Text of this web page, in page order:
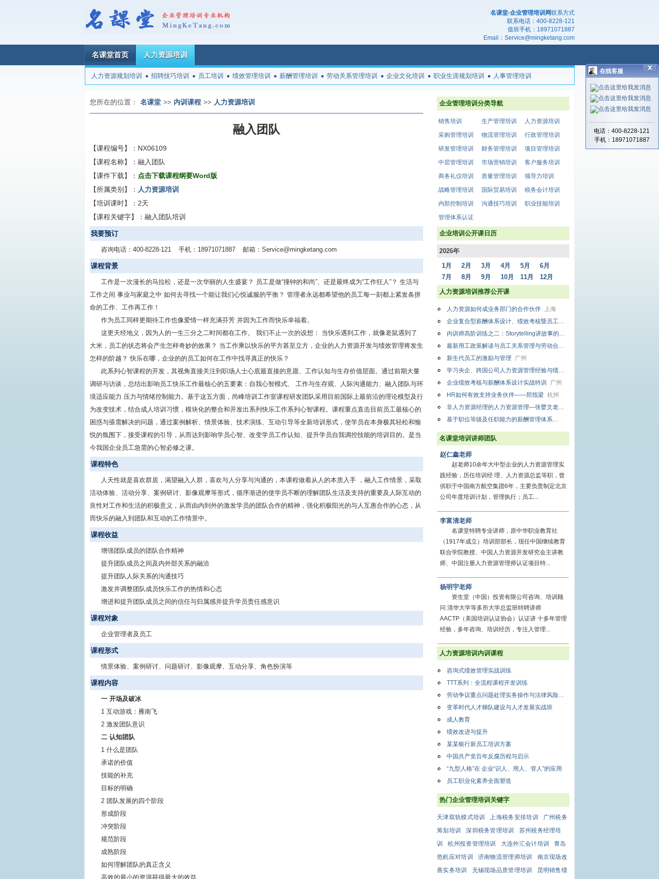
名课堂-企业管理培训网联系方式
联系电话： 400-8228-121
值班手机： 18971071887
Email： Service@mingketang.com
名课堂首页 人力资源培训
人力资源规划培训 招聘技巧培训 员工培训 绩效管理培训 薪酬管理培训 劳动关系管理培训 企业文化培训 职业生涯规划培训 人事管理培训
您所在的位置： 名课堂 >> 内训课程 >> 人力资源培训
融入团队
【课程编号】： NX06109
【课程名称】： 融入团队
【课件下载】： 点击下载课程纲要Word版
【所属类别】： 人力资源培训
【培训课时】： 2天
【课程关键字】： 融入团队培训
我要预订
咨询电话：400-8228-121 手机： 18971071887 邮箱：Service@mingketang.com
课程背景
工作是一次漫长的马拉松，还是一次华丽的人生盛宴？ 员工是做“撞钟的和尚”、还是最终成为“工作狂人”？ 生活与
工作之间 事业与家庭之中 如何去寻找一个能让我们心悦诚服的平衡？ 管理者永远都希望他的员工每一刻都上紧发条拼
命的工作、工作再工作！
作为员工同样更期待工作也像爱情一样充满芬芳 并因为工作而快乐幸福着。
这更天经地义，因为人的一生三分之二时间都在工作。 我们不止一次的设想： 当快乐遇到工作，就像老鼠遇到了
大米，员工的状态将会产生怎样奇妙的效果？ 当工作乘以快乐的平方甚至立方，企业的人力资源开发与绩效管理将发生
怎样的阶越？ 快乐在哪，企业的的员工如何在工作中找寻真正的快乐？
此系列心智课程的开发，其视角直接关注到职场人士心底最直接的意愿、工作认知与生存价值层面。通过前期大量
调研与访谈，总结出影响员工快乐工作最核心的五要素：自我心智模式、 工作与生存观、人际沟通能力、融入团队与环
境适应能力 压力与情绪控制能力。基于这五方面，尚峰培训工作室课程研发团队采用目前国际上最前沿的理论模型及行
为改变技术，结合成人培训习惯，模块化的整合和开发出系列快乐工作系列心智课程。课程重点直击目前员工最核心的
困惑与亟需解决的问题，通过案例解析、情景体验、技术演练、互动引导等全新培训形式，使学员在本身极其轻松和愉
悦的氛围下，接受课程的引导，从而达到影响学员心智、改变学员工作认知、提升学员自我调控技能的培训目的。是当
今我国企业员工急需的心智必修之课。
课程特色
人天性就是喜欢群居，渴望融入人群，喜欢与人分享与沟通的，本课程做着从人的本质入手 ，融入工作情景，采取
活动体验、活动分享、案例研讨、影像观摩等形式，循序渐进的使学员不断的理解团队生活及支持的重要及人际互动的
良性对工作和生活的积极意义，从而由内到外的激发学员的团队合作的精神，强化积极阳光的与人互惠合作的心态，从
而快乐的融入到团队和互动的工作情景中。
课程收益
增强团队成员的团队合作精神
提升团队成员之间及内外部关系的融洽
提升团队人际关系的沟通技巧
激发并调整团队成员快乐工作的热情和心态
增进和提升团队成员之间的信任与归属感并提升学员责任感意识
课程对象
企业管理者及员工
课程形式
情景体验、案例研讨、问题研讨、影像观摩、互动分享、角色扮演等
课程内容
一 开场及破冰
1 互动游戏：雁南飞
2 激发团队意识
二 认知团队
1 什么是团队
承诺的价值
技能的补充
目标的明确
2 团队发展的四个阶段
形成阶段
冲突阶段
规范阶段
成熟阶段
如何理解团队的真正含义
高效的最小的资源获得最大的效益
企业管理培训分类导航
销售培训 生产管理培训
人力资源培训
采购管理培训
物流管理培训
行政管理培训
研发管理培训
财务管理培训
项目管理培训
中层管理培训
市场营销培训
客户服务培训
商务礼仪培训
质量管理培训
领导力培训
战略管理培训
国际贸易培训
税务会计培训
内部控制培训
沟通技巧培训
职业技能培训
管理体系认证
企业培训公开课日历
2026年
1月
2月 3月 4月 5月
6月
7月
8月 9月 10月 11月
12月
人力资源培训推荐公开课
人力资源如何成业务部门的合作伙伴 上海
企业复合型薪酬体系设计、绩效考核暨员工持股法律风险防范操作实务研讨班
内训师高阶训练之二：Storytelling讲故事的艺术
最新用工政策解读与员工关系管理与劳动合同变更、解除、终止风险控制
新生代员工的激励与管理
广州
学习央企、跨国公司人力资源管理经验与绩效、薪酬体系设计高级研修班
企业绩效考核与薪酬体系设计实战特训
广州
HR如何有效支持业务伙伴——郑指梁 杭州
非人力资源经理的人力资源管理—张婴文老师
基于职位等级及任职能力的薪酬管理体系南京
名课堂培训讲师团队
赵仁鑫老师
赵老师10余年大中型企业的人力资源管理实
践经验，历任培训经 理、人力资源总监等职，曾
供职于中国南方航空集团6年，主要负责制定北京
公司年度培训计划，管理执行；员工...
李富清老师
名课堂特聘专业讲师，原中华职业教育社
（1917年成立）培训部部长，现任中国继续教育
联合学院教授、中国人力资源开发研究会主讲教
师、中国注册人力资源管理师认证项目特...
杨明宇老师
资生堂（中国）投资有限公司咨询、培训顾
问 清华大学等多所大学总监班特聘讲师
AACTP（美国培训认证协会）认证讲 十多年管理
经验，多年咨询、培训经历，专注入管理...
人力资源培训内训课程
咨询式绩效管理实战训练
TTT系列：全流程课程开发训练
劳动争议重点问题处理实务操作与法律风险防范
变革时代人才梯队建设与人才发展实战班
成人教育
绩效改进与提升
某某银行新员工培训方案
中国共产党百年反腐历程与启示
“九型人格”在 企业“识人、用人、管人”的应用
员工职业化素养全面塑造
热门企业管理培训关键字
天津双轨模式培训 上海税务安排培训
广州税务
筹划培训
深圳税务管理培训
苏州税务经理培
训
杭州投资管理培训 大连外汇会计培训
青岛
危机应对培训
济南物流管理师培训
南京现场改
善实务培训
无锡现场品质管理培训
昆明销售绩
在线客服
电话：400-8228-121
手机：18971071887